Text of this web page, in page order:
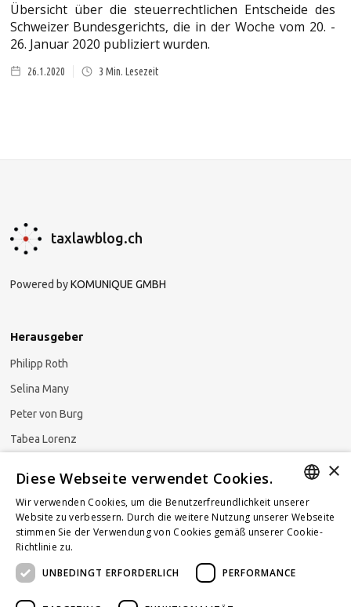
Übersicht über die steuerrechtlichen Entscheide des
Schweizer Bundesgerichts, die in der Woche vom 20. -
26. Januar 2020 publiziert wurden.
26.1.2020 3 Min. Lesezeit
taxlawblog.ch
Powered byKOMUNIQUE GMBH
Herausgeber
Philipp Roth
Selina Many
Peter von Burg
Tabea Lorenz
Newsletter abonnieren
GERMAN
FRENCH
×
Diese Webseite verwendet Cookies.
Wir verwenden Cookies, um die Benutzerfreundlichkeit unserer
Website zu verbessern. Durch die weitere Nutzung unserer Webseite
stimmen Sie der Verwendung von Cookies gemäß unserer Cookie-
Richtlinie zu.
UNBEDINGT ERFORDERLICH
PERFORMANCE